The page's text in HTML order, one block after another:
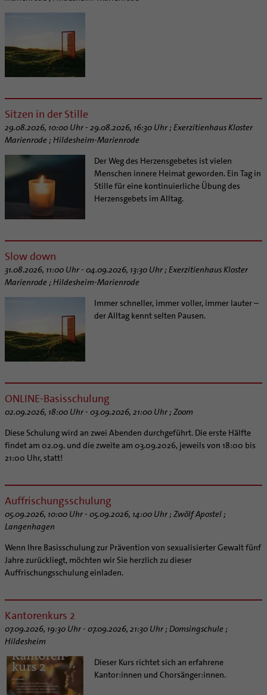
Sitzen in der Stille
29.08.2026, 10:00 Uhr - 29.08.2026, 16:30 Uhr ; Exerzitienhaus Kloster
Marienrode ; Hildesheim-Marienrode
Der Weg des Herzensgebetes ist vielen
Menschen innere Heimat geworden. Ein Tag in
Stille für eine kontinuierliche Übung des
Herzensgebets im Alltag.
Slow down
31.08.2026, 11:00 Uhr - 04.09.2026, 13:30 Uhr ; Exerzitienhaus Kloster
Marienrode ; Hildesheim-Marienrode
Immer schneller, immer voller, immer lauter –
der Alltag kennt selten Pausen.
ONLINE-Basisschulung
02.09.2026, 18:00 Uhr - 03.09.2026, 21:00 Uhr ; Zoom
Diese Schulung wird an zwei Abenden durchgeführt. Die erste Hälfte
findet am 02.09. und die zweite am 03.09.2026, jeweils von 18:00 bis
21:00 Uhr, statt!
Auffrischungsschulung
05.09.2026, 10:00 Uhr - 05.09.2026, 14:00 Uhr ; Zwölf Apostel ;
Langenhagen
Wenn Ihre Basisschulung zur Prävention von sexualisierter Gewalt fünf
Jahre zurückliegt, möchten wir Sie herzlich zu dieser
Auffrischungsschulung einladen.
Kantorenkurs 2
07.09.2026, 19:30 Uhr - 07.09.2026, 21:30 Uhr ; Domsingschule ;
Hildesheim
Dieser Kurs richtet sich an erfahrene
Kantor:innen und Chorsänger:innen.